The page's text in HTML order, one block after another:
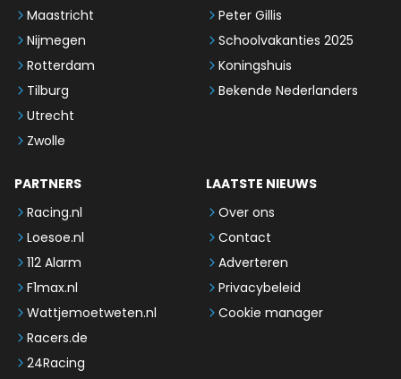
Maastricht
Nijmegen
Rotterdam
Tilburg
Utrecht
Zwolle
Peter Gillis
Schoolvakanties 2025
Koningshuis
Bekende Nederlanders
PARTNERS
Racing.nl
Loesoe.nl
112 Alarm
F1max.nl
Wattjemoetweten.nl
Racers.de
24Racing
LAATSTE NIEUWS
Over ons
Contact
Adverteren
Privacybeleid
Cookie manager